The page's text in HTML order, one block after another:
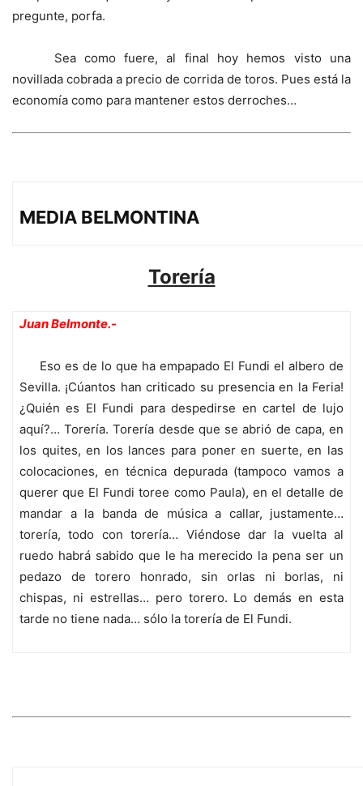
pregunte, porfa.
Sea como fuere, al final hoy hemos visto una
novillada cobrada a precio de corrida de toros. Pues está la
economía como para mantener estos derroches…
MEDIA BELMONTINA
Torería
Juan Belmonte.-
Eso es de lo que ha empapado El Fundi el albero de
Sevilla. ¡Cúantos han criticado su presencia en la Feria!
¿Quién es El Fundi para despedirse en cartel de lujo
aquí?… Torería. Torería desde que se abrió de capa, en
los quites, en los lances para poner en suerte, en las
colocaciones, en técnica depurada (tampoco vamos a
querer que El Fundi toree como Paula), en el detalle de
mandar a la banda de música a callar, justamente…
torería, todo con torería… Viéndose dar la vuelta al
ruedo habrá sabido que le ha merecido la pena ser un
pedazo de torero honrado, sin orlas ni borlas, ni
chispas, ni estrellas… pero torero. Lo demás en esta
tarde no tiene nada… sólo la torería de El Fundi.